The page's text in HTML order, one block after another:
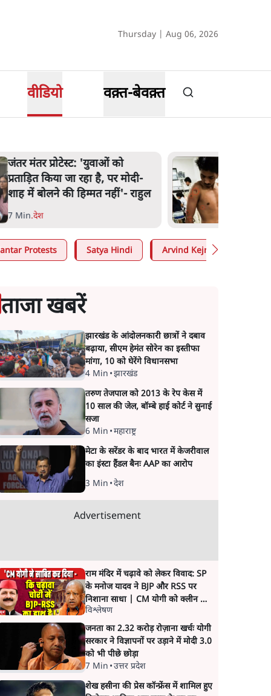
Thursday | Aug 06, 2026
वीडियो वक़्त-बेवक़्त
पेंटर प्रशांत की दर्दनाक दास्तान- जंतर
मंतर पर पैलेट गन से 5 नहीं, 6 लोग
घायल हुए
Protests Satya Hindi Arvind Kejriwal
ताजा खबरें
झारखंड के आंदोलनकारी छात्रों ने दबाव
बढ़ाया, सीएम हेमंत सोरेन का इस्तीफा
मांगा, 10 को घेरेंगे विधानसभा
4 Min •झारखंड
तरुण तेजपाल को 2013 के रेप केस में
10 साल की जेल, बॉम्बे हाई कोर्ट ने सुनाई
सजा
6 Min •महाराष्ट्र
मेटा के सरेंडर के बाद भारत में केजरीवाल
का इंस्टा हैंडल बैनः AAP का आरोप
3 Min •देश
Advertisement
राम मंदिर में चढ़ावे को लेकर विवाद: SP
के मनोज यादव ने BJP और RSS पर
निशाना साधा | CM योगी को क्लीन चिट
मिली
विश्लेषण
जनता का 2.32 करोड़ रोज़ाना खर्चः योगी
सरकार ने विज्ञापनों पर उड़ाने में मोदी 3.0
को भी पीछे छोड़ा
7 Min •उत्तर प्रदेश
शेख हसीना की प्रेस कॉन्फ्रेंस में शामिल हुए